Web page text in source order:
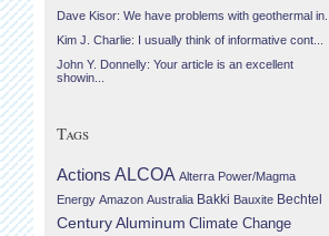
Dave Kisor: We have problems with geothermal in...
Kim J. Charlie: I usually think of informative cont...
John Y. Donnelly: Your article is an excellent
showin...
Tags
Actions ALCOA Alterra Power/Magma
Energy Amazon Australia Bakki Bauxite Bechtel
Century Aluminum Climate Change